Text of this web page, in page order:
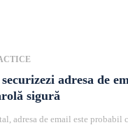
adresa de
sigură
adresa de email este probabil